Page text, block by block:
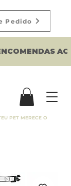
PET MERECE O
Pedido